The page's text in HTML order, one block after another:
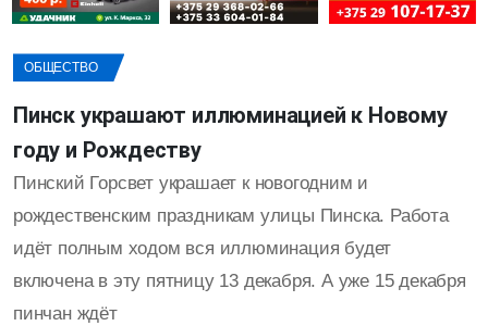
ОБЩЕСТВО
Пинск украшают иллюминацией к Новому
году и Рождеству
Пинский Горсвет украшает к новогодним и
рождественским праздникам улицы Пинска. Работа
идёт полным ходом вся иллюминация будет
включена в эту пятницу 13 декабря. А уже 15 декабря
пинчан ждёт